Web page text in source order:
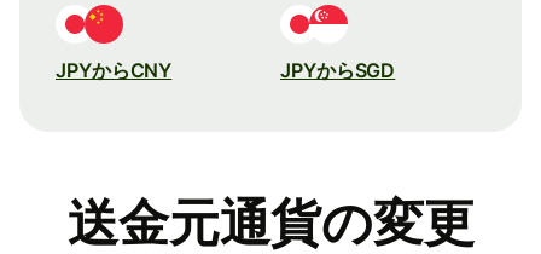
JPYからCNY JPYからSGD
送金元通貨の変更